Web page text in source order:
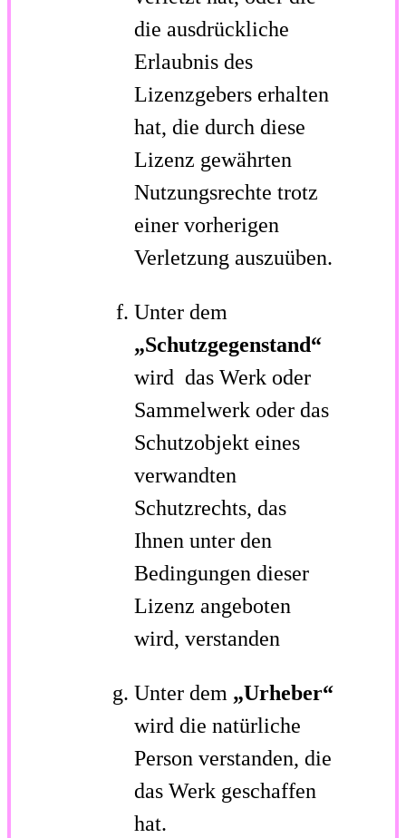
die ausdrückliche
Erlaubnis des
Lizenzgebers erhalten
hat, die durch diese
Lizenz gewährten
Nutzungsrechte trotz
einer vorherigen
Verletzung auszuüben.
Unter dem
„Schutzgegenstand“
wird das Werk oder
Sammelwerk oder das
Schutzobjekt eines
verwandten
Schutzrechts, das
Ihnen unter den
Bedingungen dieser
Lizenz angeboten
wird, verstanden
Unter dem „Urheber“
wird die natürliche
Person verstanden, die
das Werk geschaffen
hat.